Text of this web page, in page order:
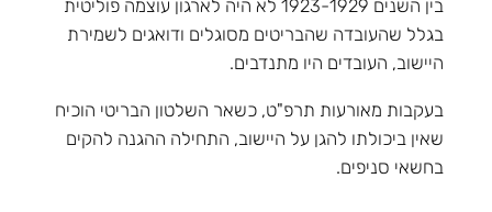
בין השנים 1923-1929 לא היה לארגון עוצמה פוליטית
בגלל שהעובדה שהבריטים מסוגלים ודואגים לשמירת
היישוב, העובדים היו מתנדבים.
בעקבות מאורעות תרפ"ט, כשאר השלטון הבריטי הוכיח
שאין ביכולתו להגן על היישוב, התחילה ההגנה להקים
בחשאי סניפים.